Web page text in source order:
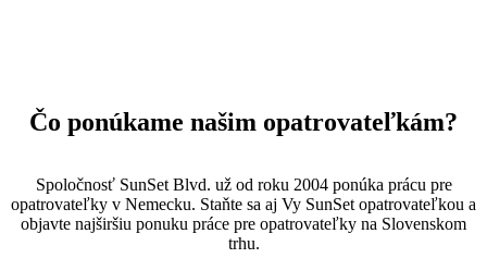
Čo ponúkame našim opatrovateľkám?
Spoločnosť SunSet Blvd. už od roku 2004 ponúka prácu pre
opatrovateľky v Nemecku. Staňte sa aj Vy SunSet opatrovateľkou a
objavte najširšiu ponuku práce pre opatrovateľky na Slovenskom
trhu.